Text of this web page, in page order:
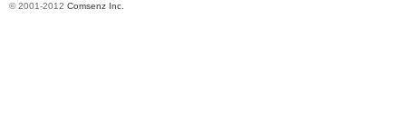
© 2001-2012 Comsenz Inc.